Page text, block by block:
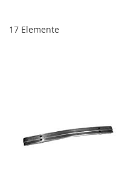
17 Elemente